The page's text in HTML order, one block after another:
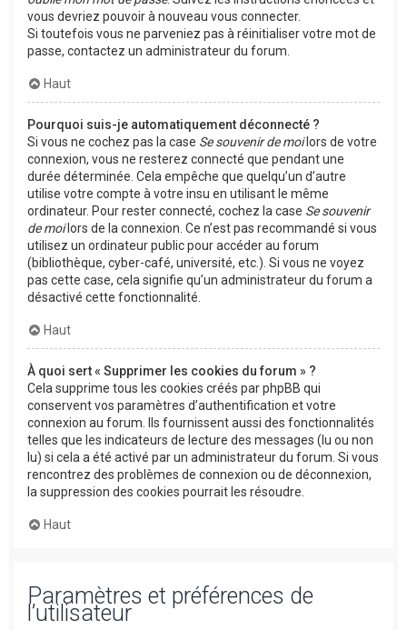
vous devriez pouvoir à nouveau vous connecter.
Si toutefois vous ne parveniez pas à réinitialiser votre mot de
passe, contactez un administrateur du forum.
Haut
Pourquoi suis-je automatiquement déconnecté ?
Si vous ne cochez pas la case Se souvenir de moilors de votre
connexion, vous ne resterez connecté que pendant une
durée déterminée. Cela empêche que quelqu’un d’autre
utilise votre compte à votre insu en utilisant le même
ordinateur. Pour rester connecté, cochez la case Se souvenir
de moilors de la connexion. Ce n’est pas recommandé si vous
utilisez un ordinateur public pour accéder au forum
(bibliothèque, cyber-café, université, etc.). Si vous ne voyez
pas cette case, cela signifie qu’un administrateur du forum a
désactivé cette fonctionnalité.
Haut
À quoi sert « Supprimer les cookies du forum » ?
Cela supprime tous les cookies créés par phpBB qui
conservent vos paramètres d’authentification et votre
connexion au forum. Ils fournissent aussi des fonctionnalités
telles que les indicateurs de lecture des messages (lu ou non
lu) si cela a été activé par un administrateur du forum. Si vous
rencontrez des problèmes de connexion ou de déconnexion,
la suppression des cookies pourrait les résoudre.
Haut
Paramètres et préférences de
l’utilisateur